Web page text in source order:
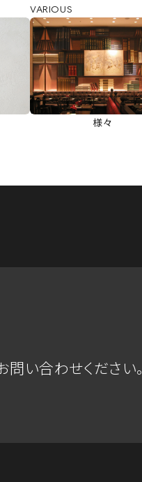
VARIOUS
様々
い合わせください。